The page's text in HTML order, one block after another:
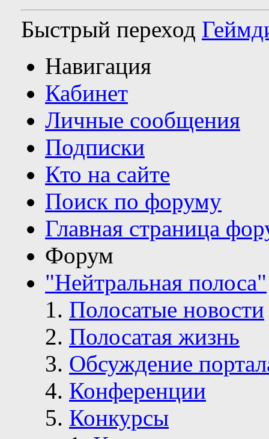
Быстрый переход
Навигация
Кабинет
Личные сообщения
Подписки
Кто на сайте
Поиск по форуму
Главная страница
Форум
"Нейтральная полоса"
Полосатые новости
Полосатая жизнь
Обсуждение
Конференции
Конкурсы